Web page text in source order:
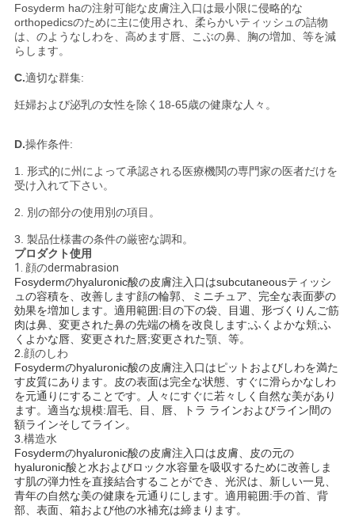
Fosyderm haの注射可能な皮膚注入口は最小限に侵略的な
orthopedicsのために主に使用され、柔らかいティッシュの詰物
は、のようなしわを、高めます唇、こぶの鼻、胸の増加、等を減
らします。
C.適切な群集:
妊婦および泌乳の女性を除く18-65歳の健康な人々。
D.操作条件:
1. 形式的に州によって承認される医療機関の専門家の医者だけを
受け入れて下さい。
2. 別の部分の使用別の項目。
3. 製品仕様書の条件の厳密な調和。
プロダクト使用
1. 顔のdermabrasion
Fosydermのhyaluronic酸の皮膚注入口はsubcutaneousティッシ
ュの容積を、改善します顔の輪郭、ミニチュア、完全な表面夢の
効果を増加します。適用範囲:目の下の袋、目週、形づくりんご筋
肉は鼻、変更された鼻の先端の橋を改良します;ふくよかな頬;ふ
くよかな唇、変更された唇;変更された顎、等。
2. 顔のしわ
Fosydermのhyaluronic酸の皮膚注入口はピットおよびしわを満た
す皮質にあります。皮の表面は完全な状態、すぐに滑らかなしわ
を元通りにすることです。人々にすぐに若々しく自然な美があり
ます。適当な規模:眉毛、目、唇、トラ ラインおよびライン間の
額ラインそしてライン。
3. 構造水
Fosydermのhyaluronic酸の皮膚注入口は皮膚、皮の元の
hyaluronic酸と水およびロック水容量を吸収するために改善しま
す肌の弾力性を直接結合することができ、光沢は、新しい一見、
青年の自然な美の健康を元通りにします。適用範囲:手の首、背
部、表面、箱および他の水補充は締まります。